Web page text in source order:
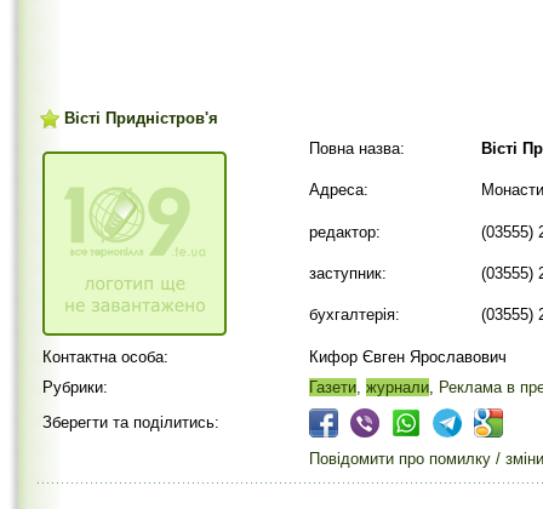
Вісті Придністров'я
Повна назва:
Вісті
Адреса:
редактор: (03555)
заступник: (03555)
бухгалтерія: (03555)
Контактна особа:
Кифор Євген Ярославович
Рубрики:
Газети, журнали, Реклама в
Зберегти та поділитись:
Повідомити про помилку / зміни